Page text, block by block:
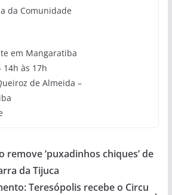
da Comunidade
em Mangaratiba
14h às 17h
de Almeida –
remove ‘puxadinhos chiques’ de
da Tijuca
Teresópolis recebe o Circu